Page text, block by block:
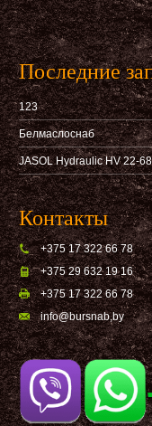
Последние
123
Белмаслоснаб
JASOL Hydraulic HV 22-
Контакты
+375 17 322 66 78
+375 29 632 19 16
+375 17 322 66 78
info@bursnab,by